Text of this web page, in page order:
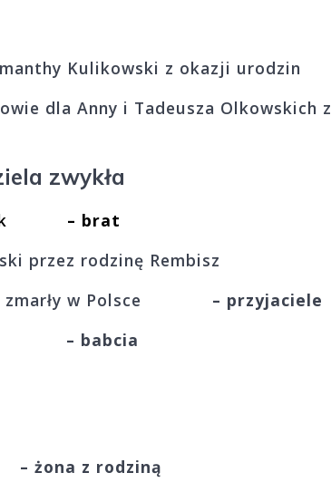
Kulikowski z okazji urodzin
dla Anny i Tadeusza Olkowskich z
zwykła
– brat
przez rodzinę Rembisz
zmarły w Polsce – przyjaciele
– babcia
– żona z rodziną